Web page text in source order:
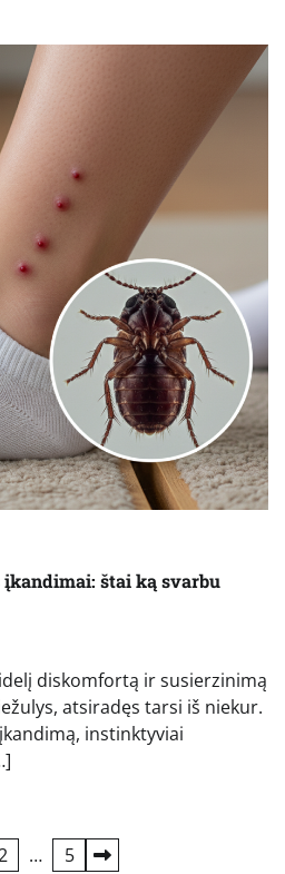
štai ką svarbu
diskomfortą ir susierzinimą
atsiradęs tarsi iš niekur.
instinktyviai
… 5